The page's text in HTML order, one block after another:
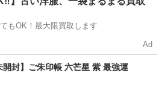
もOK！最大限買取します
Ad
開封】ご朱印帳 六芒星 紫 最強運